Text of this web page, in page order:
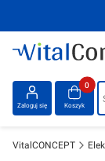
Zaloguj się Koszyk
VitalCONCEPT